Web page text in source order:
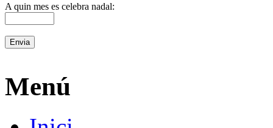
A quin mes es celebra nadal:
Menú